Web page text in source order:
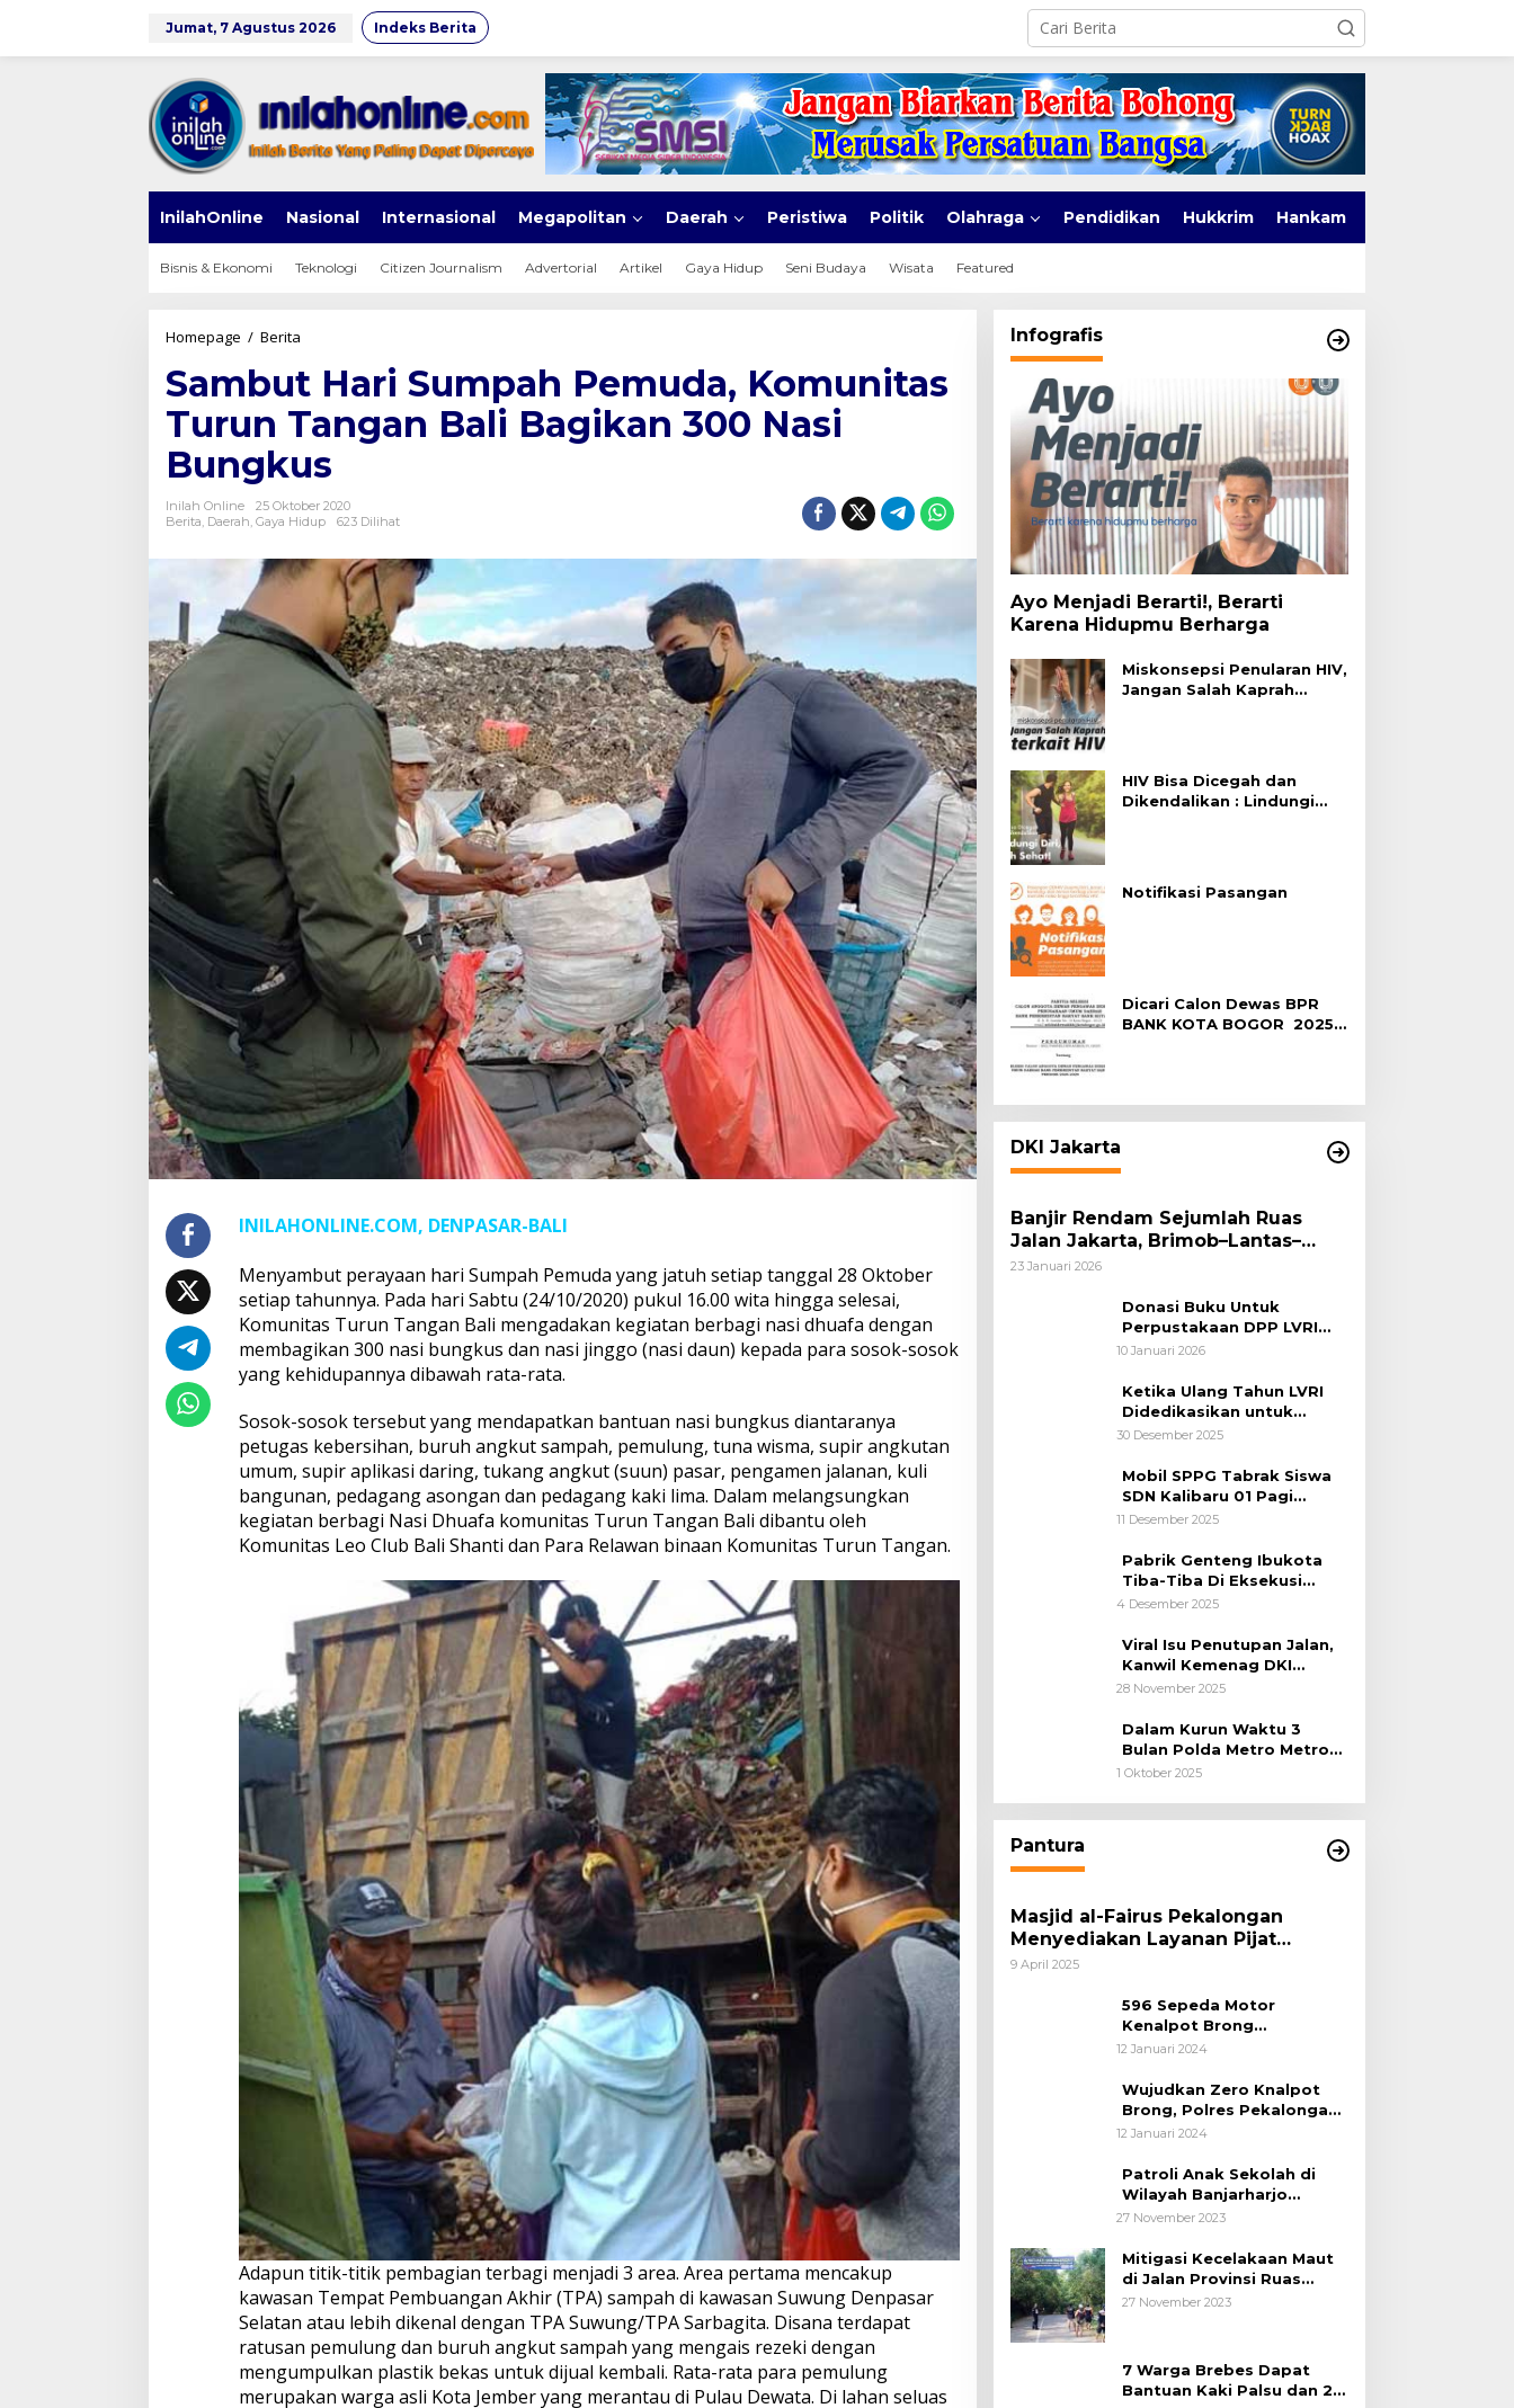
Jumat, 7 Agustus 2026 Indeks Berita
InilahOnline Nasional Internasional Megapolitan Daerah Peristiwa Politik Olahraga Pendidikan Hukkrim Hankam
Bisnis & Ekonomi Teknologi Citizen Journalism Advertorial Artikel Gaya Hidup Seni Budaya Wisata Featured
Homepage / Berita
Sumpah
Pemuda,
Komunitas
Turun
Tangan
Bali
Bagikan
300
Bungkus
Sambut Hari Sumpah Pemuda, Komunitas
Turun Tangan Bali Bagikan 300 Nasi
Bungkus
Inilah Online
25 Oktober 2020
Berita, Daerah, Gaya Hidup 623 Dilihat
INILAHONLINE.COM, DENPASAR-BALI
Menyambut perayaan hari Sumpah Pemuda yang jatuh setiap tanggal 28 Oktober
setiap tahunnya. Pada hari Sabtu (24/10/2020) pukul 16.00 wita hingga selesai,
Komunitas Turun Tangan Bali mengadakan kegiatan berbagi nasi dhuafa dengan
membagikan 300 nasi bungkus dan nasi jinggo (nasi daun) kepada para sosok-sosok
yang kehidupannya dibawah rata-rata.
Sosok-sosok tersebut yang mendapatkan bantuan nasi bungkus diantaranya
petugas kebersihan, buruh angkut sampah, pemulung, tuna wisma, supir angkutan
umum, supir aplikasi daring, tukang angkut (suun) pasar, pengamen jalanan, kuli
bangunan, pedagang asongan dan pedagang kaki lima. Dalam melangsungkan
kegiatan berbagi Nasi Dhuafa komunitas Turun Tangan Bali dibantu oleh
Komunitas Leo Club Bali Shanti dan Para Relawan binaan Komunitas Turun Tangan.
Adapun titik-titik pembagian terbagi menjadi 3 area. Area pertama mencakup
kawasan Tempat Pembuangan Akhir (TPA) sampah di kawasan Suwung Denpasar
Selatan atau lebih dikenal dengan TPA Suwung/TPA Sarbagita. Disana terdapat
ratusan pemulung dan buruh angkut sampah yang mengais rezeki dengan
mengumpulkan plastik bekas untuk dijual kembali. Rata-rata para pemulung
merupakan warga asli Kota Jember yang merantau di Pulau Dewata. Di lahan seluas
Infografis
Ayo Menjadi Berarti!, Berarti
Karena Hidupmu Berharga
Miskonsepsi Penularan HIV,
Jangan Salah Kaprah
HIV Bisa Dicegah dan
Dikendalikan : Lindungi
Notifikasi Pasangan
Dicari Calon Dewas BPR
BANK KOTA BOGOR 2025-
DKI Jakarta
Banjir Rendam Sejumlah Ruas
Jalan Jakarta, Brimob–Lantas–
Polair PMJ Bergerak Cepat, Polri
23 Januari 2026
Donasi Buku Untuk
Perpustakaan DPP LVRI
Terus Mengalir
10 Januari 2026
Ketika Ulang Tahun LVRI
Didedikasikan untuk
Kemanusiaan
30 Desember 2025
Mobil SPPG Tabrak Siswa
SDN Kalibaru 01 Pagi
Cilincing Jakarta Utara
11 Desember 2025
Pabrik Genteng Ibukota
Tiba-Tiba Di Eksekusi
Jurusita Pengadilan Negeri
Hukum Sejak Awal
4 Desember 2025
Viral Isu Penutupan Jalan,
Kanwil Kemenag DKI
Jakarta Luruskan Fakta
28 November 2025
Dalam Kurun Waktu 3
Bulan Polda Metro Metro
Ungkap 1,14 Ton Narkoba
1 Oktober 2025
Pantura
Masjid al-Fairus Pekalongan
Menyediakan Layanan Pijat
hingga Potong Rambut Gratis bagi
9 April 2025
596 Sepeda Motor
Kenalpot Brong
Diamankan Polres
12 Januari 2024
Wujudkan Zero Knalpot
Brong, Polres Pekalongan
Kota Berikan Edukasi
12 Januari 2024
Patroli Anak Sekolah di
Wilayah Banjarharjo
Brebes
27 November 2023
Mitigasi Kecelakaan Maut
di Jalan Provinsi Ruas
Banjarharjo-Salem
27 November 2023
7 Warga Brebes Dapat
Bantuan Kaki Palsu dan 2